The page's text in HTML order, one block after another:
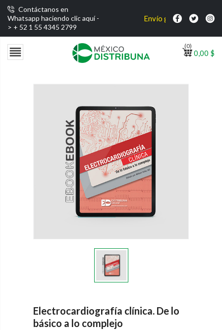
Contáctanos en
Whatsapp haciendo clic aquí -
> + 52 1 55 4345 2799
Envío gratis por compras
 0,00 $
(0)
Electrocardiografía clínica. De lo
básico a lo complejo